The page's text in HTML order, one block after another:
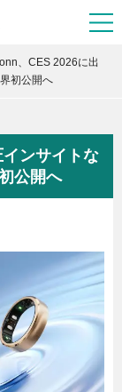
、CES 2026に出
初公開へ
ンサイトな
公開へ